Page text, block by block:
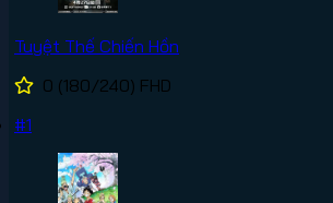
Tuyệt Thế Chiến Hồn
0 (180/240) FHD
#1